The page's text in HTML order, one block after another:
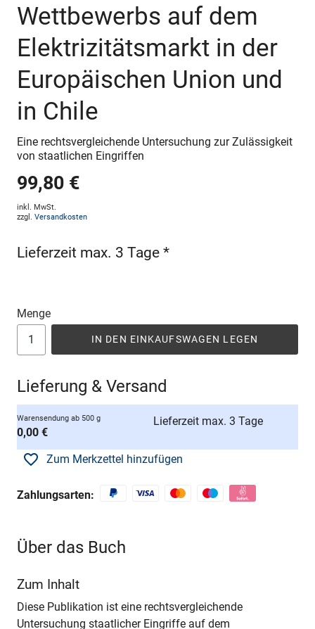
Wettbewerbs auf dem
Elektrizitätsmarkt in der
Europäischen Union und
in Chile
Eine rechtsvergleichende Untersuchung zur Zulässigkeit
von staatlichen Eingriffen
99,80 €
inkl. MwSt.
zzgl. Versandkosten
Lieferzeit max. 3 Tage *
Menge
IN DEN EINKAUFSWAGEN LEGEN
Lieferung & Versand
Warensendung ab 500 g
0,00 €
Lieferzeit max. 3 Tage
Zum Merkzettel hinzufügen
Zahlungsarten:
Über das Buch
Zum Inhalt
Diese Publikation ist eine rechtsvergleichende
Untersuchung staatlicher Eingriffe auf dem